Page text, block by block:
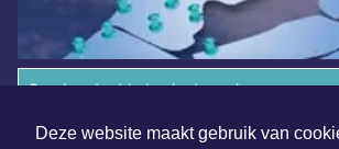
Deze website maakt gebruik van
Overige dagbladen in de regio